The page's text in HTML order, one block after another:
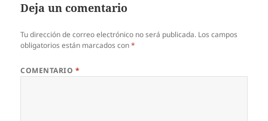
Deja un comentario
Tu dirección de correo electrónico no será publicada. Los campos
obligatorios están marcados con*
COMENTARIO *